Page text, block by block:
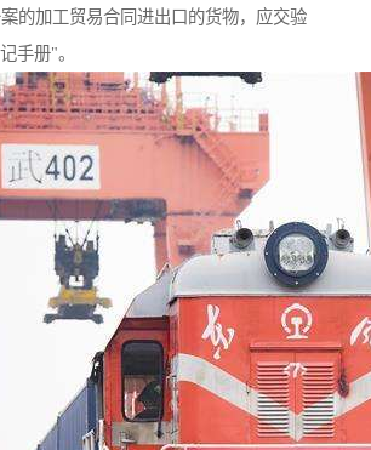
的加工贸易合同进出口的货物，应交验
手册"。